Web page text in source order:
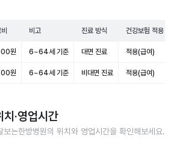
비고 진료 방식 건강보험 적용
원 6~64세 기준 대면 진료 적용(급여)
원 6~64세 기준 비대면 진료 적용(급여)
치·영업시간
보는한방병원의 위치와 영업시간을 확인해보세요.